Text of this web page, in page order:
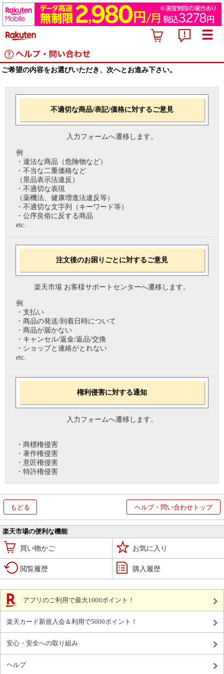
ご希望の内容をお選びいただき、次へとお進み下さい。
不適切な商品/表記/価格に対するご意見
入力フォームへ遷移します。
例
・違法な商品（危険物など）
・不当な二重価格など
（景品表示法違反）
・不適切な表現
（薬機法、健康増進法違反等）
・不適切な文字列（キーワード等）
・公序良俗に反する商品
etc.
注文後のお困りごとに対するご意見
楽天市場 お客様サポートセンターへ遷移します。
例
・支払い
・商品の発送/到着日時について
・商品が届かない
・キャンセル/返金/返品/交換
・ショップと連絡がとれない
etc.
権利侵害に対する通知
入力フォームへ遷移します。
・商標権侵害
・著作権侵害
・意匠権侵害
・特許権侵害
もどる ヘルプ・問い合わせトップ
楽天市場の便利な機能
買い物かご お気に入り
閲覧履歴 購入履歴
アプリのご利用で最大1000ポイント！
楽天カード新規入会＆利用で5000ポイント！
安心・安全への取り組み
ヘルプ